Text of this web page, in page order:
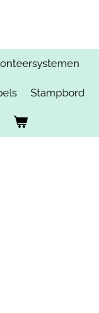
Stampbord